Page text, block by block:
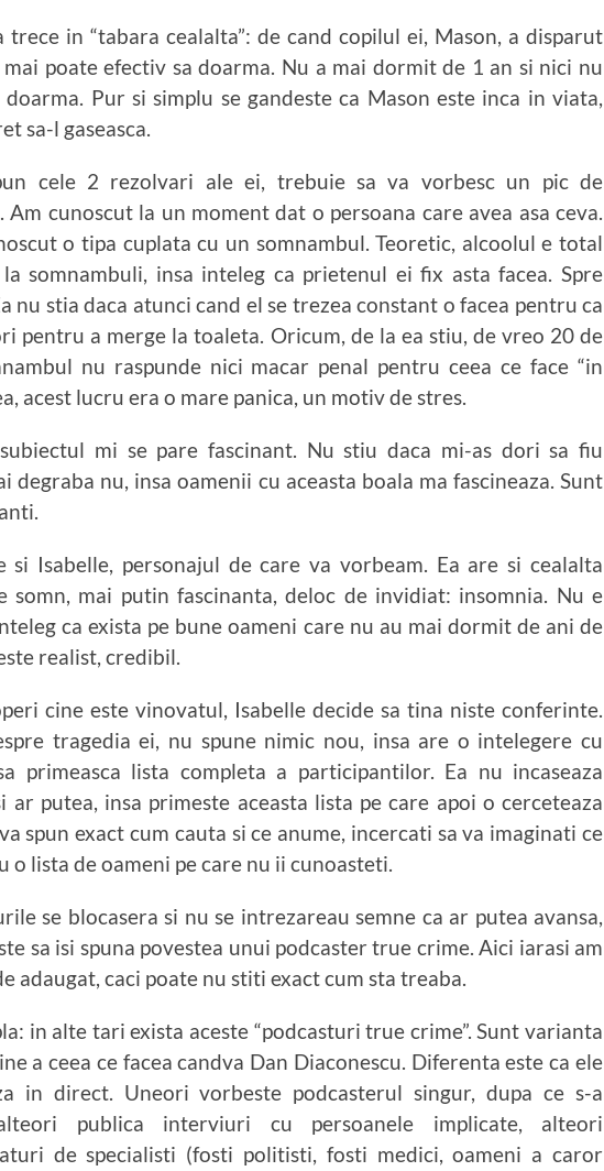
trece in “tabara cealalta”: de cand copilul ei, Mason, a disparut
mai poate efectiv sa doarma. Nu a mai dormit de 1 an si nici nu
doarma. Pur si simplu se gandeste ca Mason este inca in viata,
sa-l gaseasca.
cele 2 rezolvari ale ei, trebuie sa va vorbesc un pic de
Am cunoscut la un moment dat o persoana care avea asa ceva.
o tipa cuplata cu un somnambul. Teoretic, alcoolul e total
somnambuli, insa inteleg ca prietenul ei fix asta facea. Spre
nu stia daca atunci cand el se trezea constant o facea pentru ca
pentru a merge la toaleta. Oricum, de la ea stiu, de vreo 20 de
nu raspunde nici macar penal pentru ceea ce face “in
acest lucru era o mare panica, un motiv de stres.
mi se pare fascinant. Nu stiu daca mi-as dori sa fiu
degraba nu, insa oamenii cu aceasta boala ma fascineaza. Sunt
si Isabelle, personajul de care va vorbeam. Ea are si cealalta
somn, mai putin fascinanta, deloc de invidiat: insomnia. Nu e
ca exista pe bune oameni care nu au mai dormit de ani de
realist, credibil.
cine este vinovatul, Isabelle decide sa tina niste conferinte.
tragedia ei, nu spune nimic nou, insa are o intelegere cu
primeasca lista completa a participantilor. Ea nu incaseaza
ar putea, insa primeste aceasta lista pe care apoi o cerceteaza
spun exact cum cauta si ce anume, incercati sa va imaginati ce
o lista de oameni pe care nu ii cunoasteti.
se blocasera si nu se intrezareau semne ca ar putea avansa,
sa isi spuna povestea unui podcaster true crime. Aici iarasi am
adaugat, caci poate nu stiti exact cum sta treaba.
in alte tari exista aceste “podcasturi true crime”. Sunt varianta
a ceea ce facea candva Dan Diaconescu. Diferenta este ca ele
in direct. Uneori vorbeste podcasterul singur, dupa ce s-a
publica interviuri cu persoanele implicate, alteori
de specialisti (fosti politisti, fosti medici, oameni a caror